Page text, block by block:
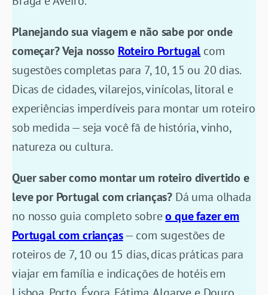
Planejando sua viagem e não sabe por onde
começar? Veja nosso Roteiro Portugal com
sugestões completas para 7, 10, 15 ou 20 dias.
Dicas de cidades, vilarejos, vinícolas, litoral e
experiências imperdíveis para montar um roteiro
sob medida — seja você fã de história, vinho,
natureza ou cultura.
Quer saber como montar um roteiro divertido e
leve por Portugal com crianças? Dá uma olhada
no nosso guia completo sobreo que fazer em
Portugal com crianças— com sugestões de
roteiros de 7, 10 ou 15 dias, dicas práticas para
viajar em família e indicações de hotéis em